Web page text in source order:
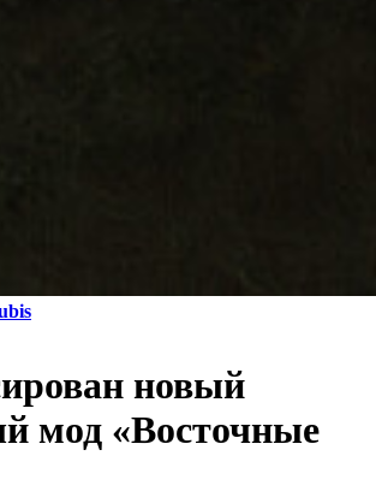
новый
мод «Восточные